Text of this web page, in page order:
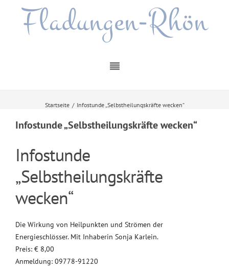
Fladungen-Rhön
Startseite / Infostunde „Selbstheilungskräfte wecken“
Infostunde „Selbstheilungskräfte wecken“
Infostunde
„Selbstheilungskräfte
wecken“
Die Wirkung von Heilpunkten und Strömen der
Energieschlösser. Mit Inhaberin Sonja Karlein.
Preis: € 8,00
Anmeldung: 09778-91220